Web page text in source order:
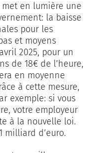
en lumière une
la baisse
pour les
et moyens
avril 2025, pour un
de 18€ de l’heure,
en moyenne
à cette mesure,
exemple: si vous
votre employeur
à la nouvelle loi.
milliard d’euro.